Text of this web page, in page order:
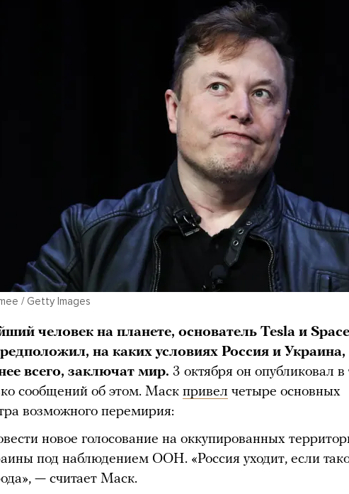
/ Getty Images
человек на планете, основатель Tesla и
на каких условиях Россия и Украина,
всего, заключат мир. 3 октября он опубликовал в
сообщений об этом. Маск привел четыре основных
возможного перемирия:
новое голосование на оккупированных
под наблюдением ООН. «Россия уходит, если
— считает Маск.